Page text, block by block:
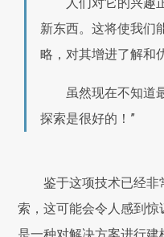
新东西。这将使我们
略，对其增进了解和
虽然现在不知道
探索是很好的！”
鉴于这项技术已经非
索，这可能会令人感到
是一种对解决方案进行